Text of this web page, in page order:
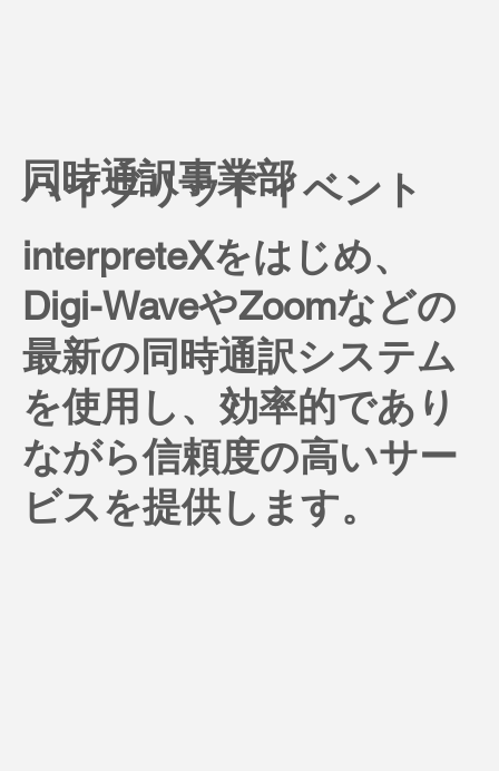
ハイブリッドイベント
​同時通訳事業部
interpreteXをはじめ、
Digi-WaveやZoomなどの
最新の同時通訳システム
を使用し、効率的であり
ながら信頼度の高いサー
ビスを提供します。